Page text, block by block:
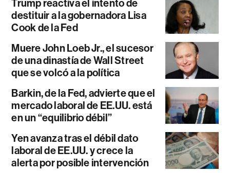
Trump reactiva el intento de
destituir a la gobernadora Lisa
Cook de la Fed
Muere John Loeb Jr., el sucesor
de una dinastía de Wall Street
que se volcó a la política
Barkin, de la Fed, advierte que el
mercado laboral de EE.UU. está
en un “equilibrio débil”
Yen avanza tras el débil dato
laboral de EE.UU. y crece la
alerta por posible intervención